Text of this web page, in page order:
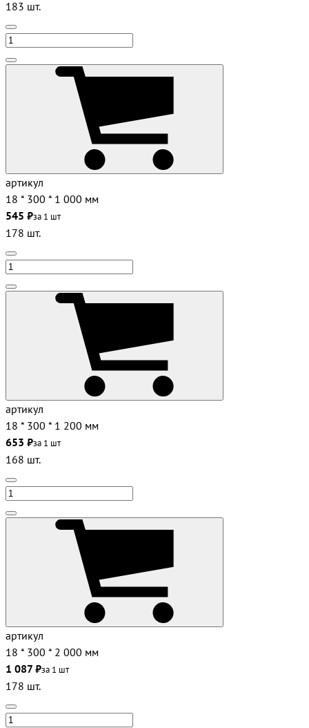
183 шт.
артикул
18 * 300 * 1 000 мм
545 ₽за 1 шт
178 шт.
артикул
18 * 300 * 1 200 мм
653 ₽за 1 шт
168 шт.
артикул
18 * 300 * 2 000 мм
1 087 ₽за 1 шт
178 шт.